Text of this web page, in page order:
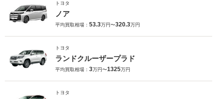
トヨタ
ノア
平均買取相場： 53.3万円〜320.3万円
トヨタ
ランドクルーザープラド
平均買取相場： 3万円〜1325万円
トヨタ